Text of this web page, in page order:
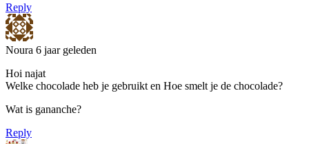
Reply
Noura 6 jaar geleden
Hoi najat
Welke chocolade heb je gebruikt en Hoe smelt je de chocolade?
Wat is gananche?
Reply